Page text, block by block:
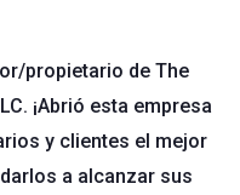
que pueden incluirse en
Permite al comprador
para identificar
que el comprador
propietario de The
¡Abrió esta empresa
y clientes el mejor
a alcanzar sus